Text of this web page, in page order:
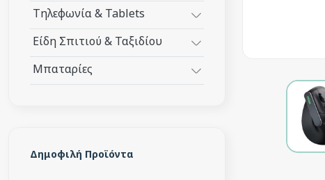
Τηλεφωνία & Tablets
Είδη Σπιτιού & Ταξιδίου
Μπαταρίες
Δημοφιλή Προϊόντα